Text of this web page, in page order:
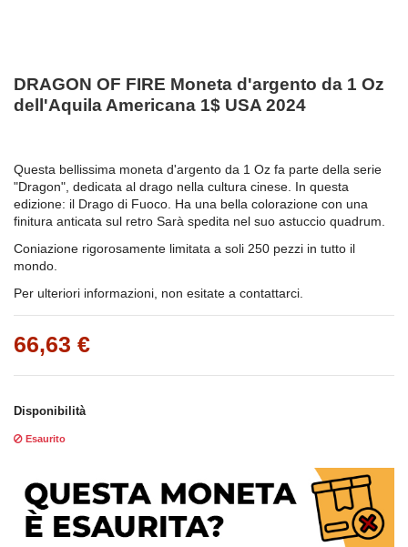
DRAGON OF FIRE Moneta d'argento da 1 Oz
dell'Aquila Americana 1$ USA 2024
Questa bellissima moneta d'argento da 1 Oz fa parte della serie
"Dragon", dedicata al drago nella cultura cinese. In questa
edizione: il Drago di Fuoco. Ha una bella colorazione con una
finitura anticata sul retro Sarà spedita nel suo astuccio quadrum.
Coniazione rigorosamente limitata a soli 250 pezzi in tutto il
mondo.
Per ulteriori informazioni, non esitate a contattarci.
66,63 €
Disponibilità
Esaurito